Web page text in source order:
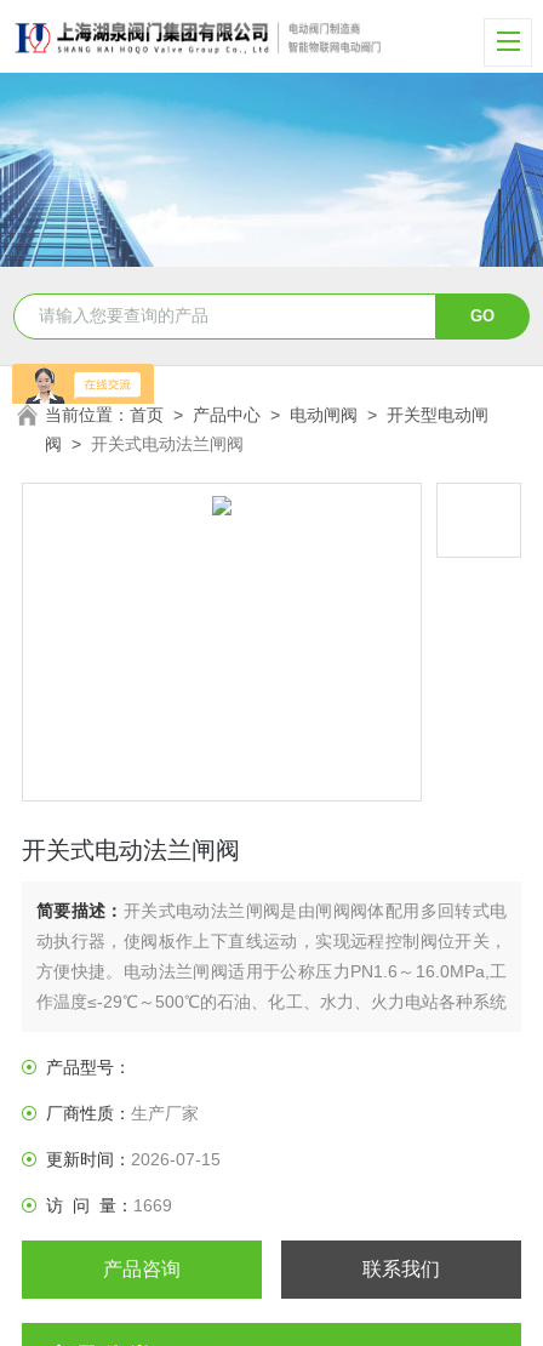
当前位置：首页 > 产品中心 > 电动闸阀 >开关型电动闸
阀 >开关式电动法兰闸阀
开关式电动法兰闸阀
简要描述： 开关式电动法兰闸阀是由闸阀阀体配用多回转式电
动执行器，使阀板作上下直线运动，实现远程控制阀位开关，
方便快捷。电动法兰闸阀适用于公称压力PN1.6～16.0MPa,工
作温度≤-29℃～500℃的石油、化工、水力、火力电站各种系统
产品型号：
厂商性质： 生产厂家
更新时间： 2026-07-15
访 问 量： 1669
产品咨询 联系我们